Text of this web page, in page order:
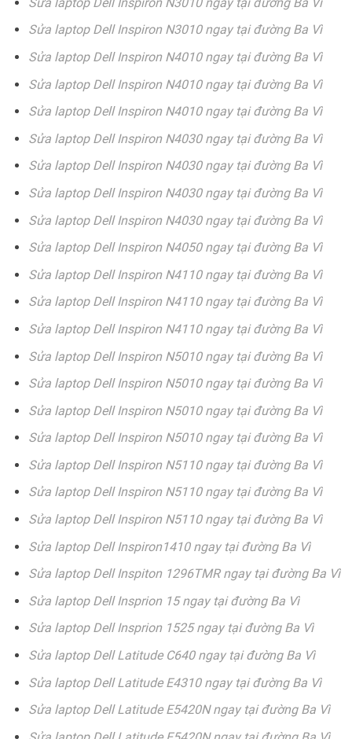
Sửa laptop Dell Inspiron N3010 ngay tại đường Ba Vì
Sửa laptop Dell Inspiron N4010 ngay tại đường Ba Vì
Sửa laptop Dell Inspiron N4010 ngay tại đường Ba Vì
Sửa laptop Dell Inspiron N4010 ngay tại đường Ba Vì
Sửa laptop Dell Inspiron N4030 ngay tại đường Ba Vì
Sửa laptop Dell Inspiron N4030 ngay tại đường Ba Vì
Sửa laptop Dell Inspiron N4030 ngay tại đường Ba Vì
Sửa laptop Dell Inspiron N4030 ngay tại đường Ba Vì
Sửa laptop Dell Inspiron N4050 ngay tại đường Ba Vì
Sửa laptop Dell Inspiron N4110 ngay tại đường Ba Vì
Sửa laptop Dell Inspiron N4110 ngay tại đường Ba Vì
Sửa laptop Dell Inspiron N4110 ngay tại đường Ba Vì
Sửa laptop Dell Inspiron N5010 ngay tại đường Ba Vì
Sửa laptop Dell Inspiron N5010 ngay tại đường Ba Vì
Sửa laptop Dell Inspiron N5010 ngay tại đường Ba Vì
Sửa laptop Dell Inspiron N5010 ngay tại đường Ba Vì
Sửa laptop Dell Inspiron N5110 ngay tại đường Ba Vì
Sửa laptop Dell Inspiron N5110 ngay tại đường Ba Vì
Sửa laptop Dell Inspiron N5110 ngay tại đường Ba Vì
Sửa laptop Dell Inspiron1410 ngay tại đường Ba Vì
Sửa laptop Dell Inspiton 1296TMR ngay tại đường Ba Vì
Sửa laptop Dell Insprion 15 ngay tại đường Ba Vì
Sửa laptop Dell Insprion 1525 ngay tại đường Ba Vì
Sửa laptop Dell Latitude C640 ngay tại đường Ba Vì
Sửa laptop Dell Latitude E4310 ngay tại đường Ba Vì
Sửa laptop Dell Latitude E5420N ngay tại đường Ba Vì